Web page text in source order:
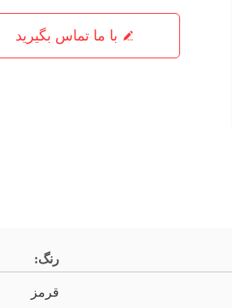
با ما تماس بگیرید
رنگ:
قرمز